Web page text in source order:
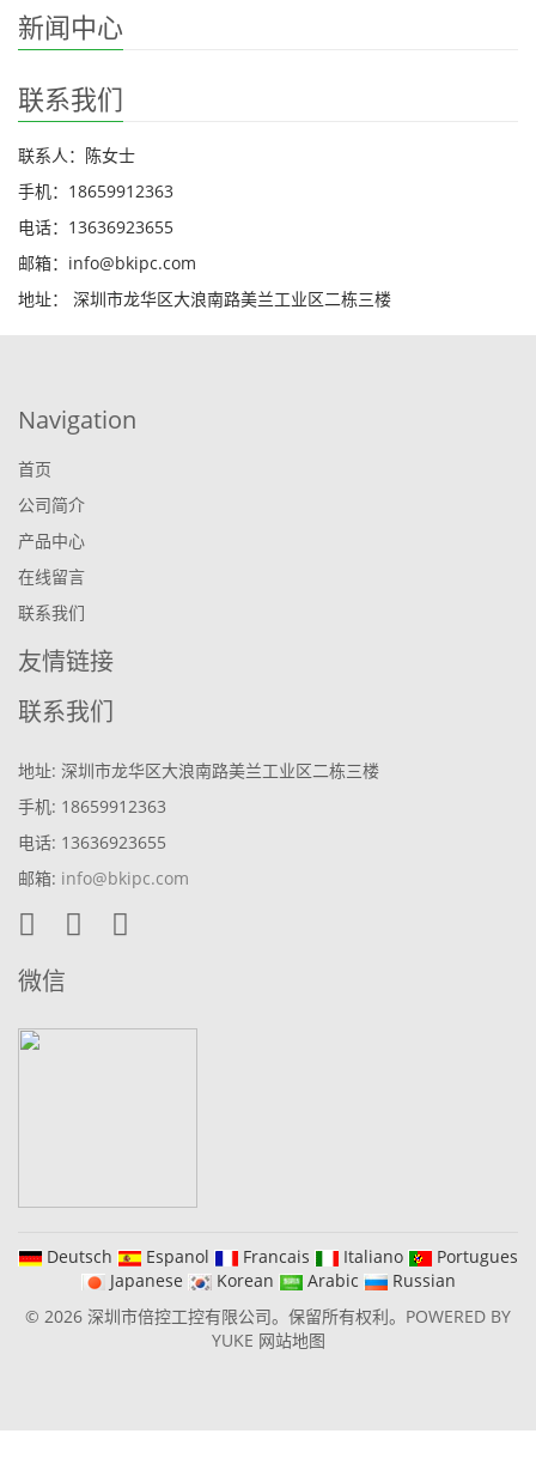
新闻中心
联系我们
联系人：陈女士
手机：18659912363
电话：13636923655
邮箱：info@bkipc.com
地址： 深圳市龙华区大浪南路美兰工业区二栋三楼
Navigation
首页
公司简介
产品中心
在线留言
联系我们
友情链接
联系我们
地址: 深圳市龙华区大浪南路美兰工业区二栋三楼
手机: 18659912363
电话: 13636923655
邮箱: info@bkipc.com
微信
Deutsch Espanol Francais Italiano
Portugues
Japanese
Korean Arabic
Russian
© 2026 深圳市倍控工控有限公司。保留所有权利。 POWERED BY
YUKE 网站地图